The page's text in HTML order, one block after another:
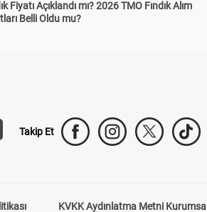
Fiyatı Açıklandı mı? 2026 TMO Fındık Alım
Belli Oldu mu?
Takip Et
KVKK Aydınlatma Metni Kurumsal